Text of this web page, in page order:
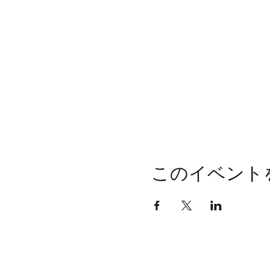
このイベント